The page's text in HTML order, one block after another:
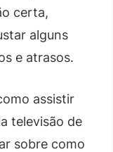
certa,
alguns
e atrasos.
assistir
televisão de
sobre como